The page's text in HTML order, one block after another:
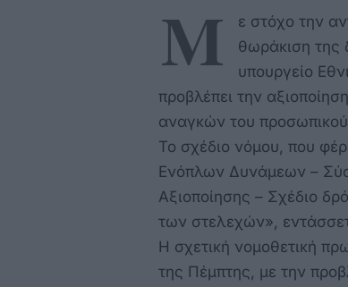
M
ε στόχο την
θωράκιση της
υπουργείο
προβλέπει την
αναγκών του
Το σχέδιο νόμου, που
Ενόπλων Δυνάμεων –
Αξιοποίησης – Σχέδιο
των στελεχών»,
Η σχετική νομοθετική
της Πέμπτης, με την